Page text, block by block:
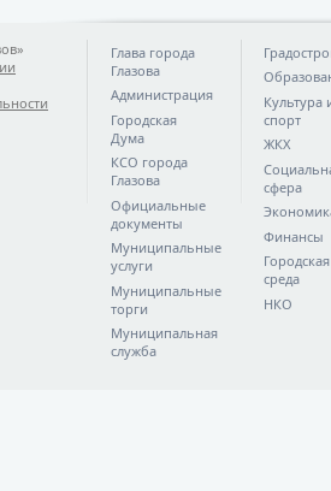
Глава города
Глазова
Администрация
Городская
Дума
КСО города
Глазова
Официальные
документы
Муниципальные
услуги
Муниципальные
торги
Муниципальная
служба
Культура
спорт
ЖКХ
сфера
Финансы
Городская
среда
НКО